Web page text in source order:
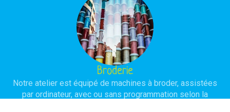
Broderie
Notre atelier est équipé de machines à broder, assistées
par ordinateur, avec ou sans programmation selon la